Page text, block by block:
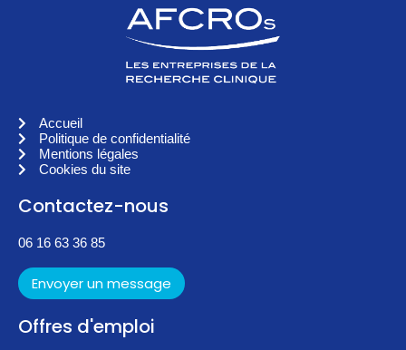
Accueil
Politique de confidentialité
Mentions légales
Cookies du site
Contactez-nous
06 16 63 36 85
Envoyer un message
Offres d'emploi